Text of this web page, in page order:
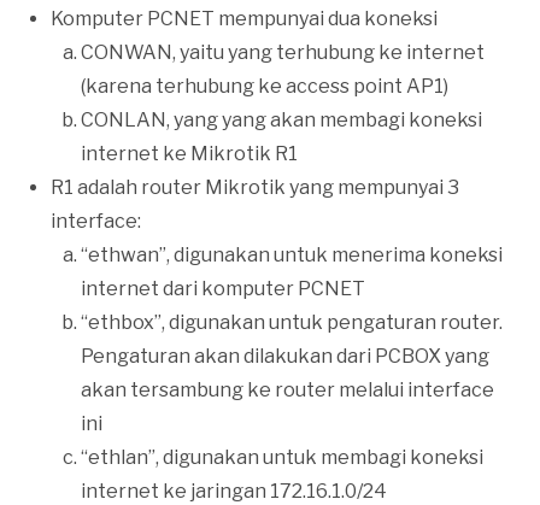
Komputer PCNET mempunyai dua koneksi
CONWAN, yaitu yang terhubung ke internet
(karena terhubung ke access point AP1)
CONLAN, yang yang akan membagi koneksi
internet ke Mikrotik R1
R1 adalah router Mikrotik yang mempunyai 3
interface:
“ethwan”, digunakan untuk menerima koneksi
internet dari komputer PCNET
“ethbox”, digunakan untuk pengaturan router.
Pengaturan akan dilakukan dari PCBOX yang
akan tersambung ke router melalui interface
ini
“ethlan”, digunakan untuk membagi koneksi
internet ke jaringan 172.16.1.0/24